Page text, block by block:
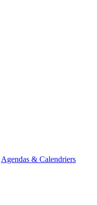
Agendas & Calendriers